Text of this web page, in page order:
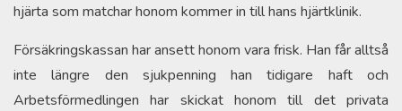
hjärta som matchar honom kommer in till hans hjärtklinik.
Försäkringskassan har ansett honom vara frisk. Han får alltså
inte längre den sjukpenning han tidigare haft och
Arbetsförmedlingen har skickat honom till det privata